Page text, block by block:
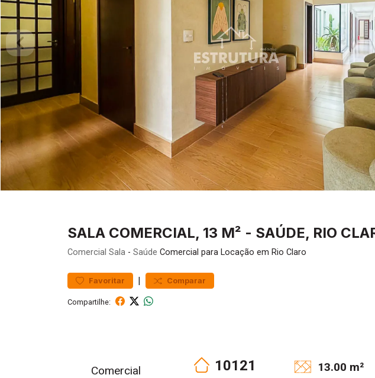
SALA COMERCIAL, 13 M² - SAÚDE, RIO
Comercial Sala - Saúde Comercial para Locação em Rio Claro
Favoritar | Comparar
Compartilhe:
Comercial 10121 13.00 m²